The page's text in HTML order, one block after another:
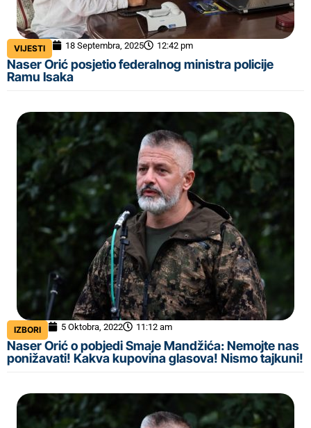
VIJESTI 18 Septembra, 2025 12:42 pm
Naser Orić posjetio federalnog ministra policije
Ramu Isaka
IZBORI 5 Oktobra, 2022 11:12 am
Naser Orić o pobjedi Smaje Mandžića: Nemojte nas
ponižavati! Kakva kupovina glasova! Nismo tajkuni!